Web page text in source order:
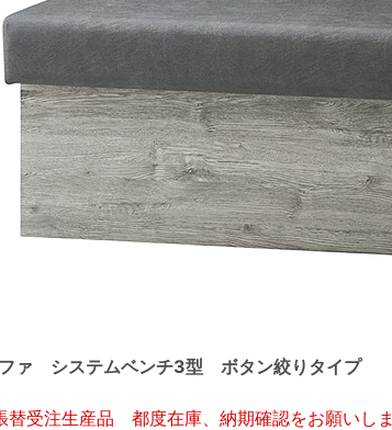
ァ システムベンチ3型 ボタン絞りタイプ
替受注生産品 都度在庫、納期確認をお願いし